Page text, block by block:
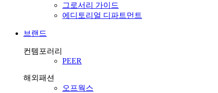
그로서리 가이드
에디토리얼 디파트먼트
브랜드
컨템포러리
PEER
해외패션
오프웍스